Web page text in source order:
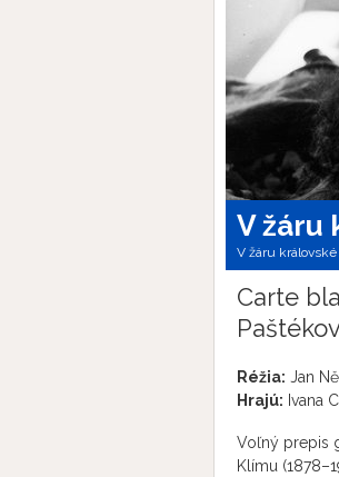
V žáru
V žáru
Carte
Réžia: Jan
Hrajú: Ivana
Voľný prepis
Klímu